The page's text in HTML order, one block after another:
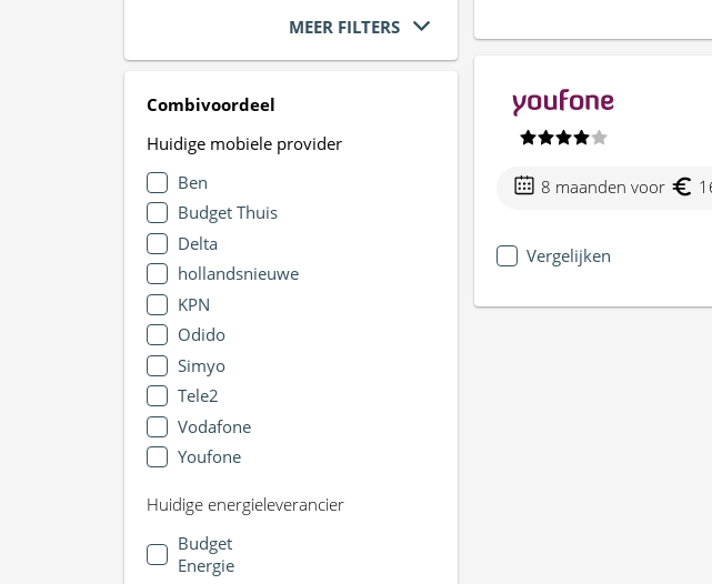
MEER FILTERS
Combivoordeel
Huidige mobiele provider
Ben
Budget Thuis
Delta
hollandsnieuwe
KPN
Odido
Simyo
Tele2
Vodafone
Youfone
Huidige energieleverancier
Budget
Energie
8 maanden voor
Vergelijken